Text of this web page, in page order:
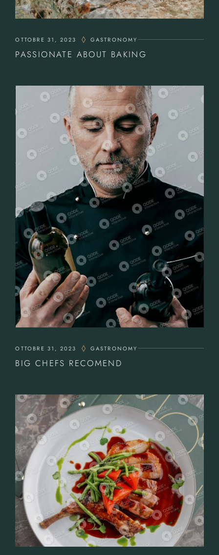
OTTOBRE 31, 2023 GASTRONOMY
PASSIONATE ABOUT BAKING
OTTOBRE 31, 2023 GASTRONOMY
BIG CHEFS RECOMEND